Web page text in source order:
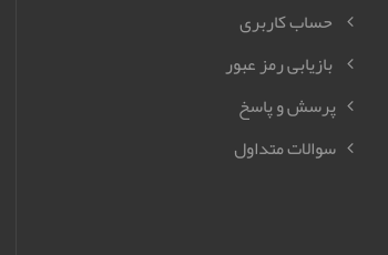
حساب کاربری
بازیابی رمز عبور
پرسش و پاسخ
سوالات متداول